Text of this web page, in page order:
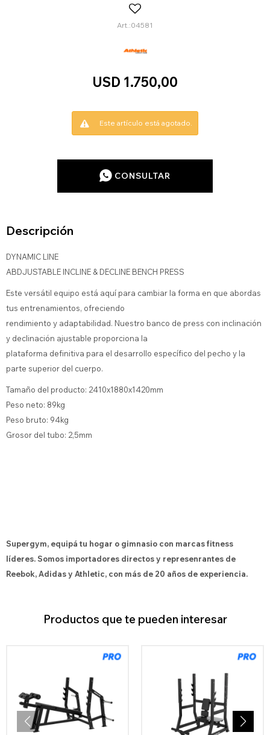
04581
USD 1.750,00
Este artículo está agotado.
CONSULTAR
Descripción
DYNAMIC LINE
ABDJUSTABLE INCLINE & DECLINE BENCH PRESS
Este versátil equipo está aquí para cambiar la forma en que abordas
tus entrenamientos, ofreciendo
rendimiento y adaptabilidad. Nuestro banco de press con inclinación
y declinación ajustable proporciona la
plataforma definitiva para el desarrollo específico del pecho y la
parte superior del cuerpo.
Tamaño del producto: 2410x1880x1420mm
Peso neto: 89kg
Peso bruto: 94kg
Grosor del tubo: 2,5mm
Supergym, equipá tu hogar o gimnasio con marcas fitness
líderes. Somos importadores directos y represenrantes de
Reebok, Adidas y Athletic, con más de 20 años de experiencia.
Productos que te pueden interesar